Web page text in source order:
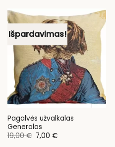
Išpardavimas!
Pagalvės užvalkalas
Generolas
19,00€ Original
price
7,00 €Current